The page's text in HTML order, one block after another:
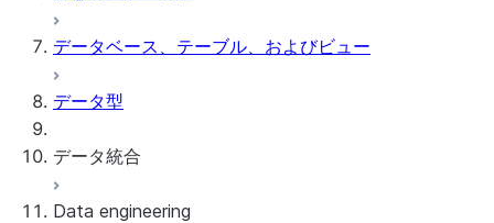
データベース、テーブル、およびビュー
データ型
データ統合
Snowflake Openflow
Data engineering